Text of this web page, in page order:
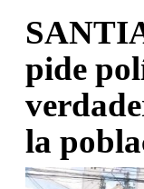
pide
la